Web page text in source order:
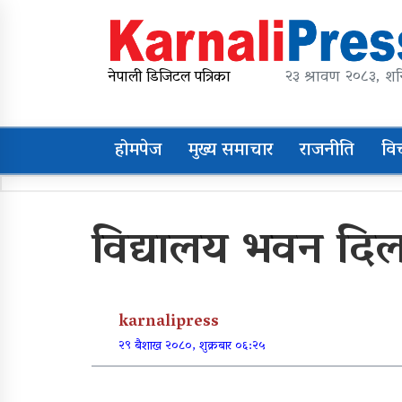
karnalipress
Online News Portal
नेपाली डिजिटल पत्रिका २३ श्रावण २०८३,
होमपेज मुख्य समाचार राजनीति
महावै गाउँपालिकाको
प्रशासकीय भवन शिलान्यास
व्यक्तिगत लगानीमा भगवान
शिवको मूर्ति स्थापना
विद्यालय भवन
karnalipress
२९ बैशाख २०८०, शुक्रबार ०६:२५